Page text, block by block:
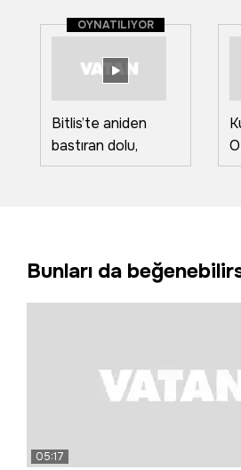
OYNATILIYOR
Bitlis’te aniden
bastıran dolu,
sürücülere zor
Bunları da
05:17